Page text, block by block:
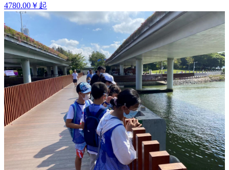
4780.00￥起